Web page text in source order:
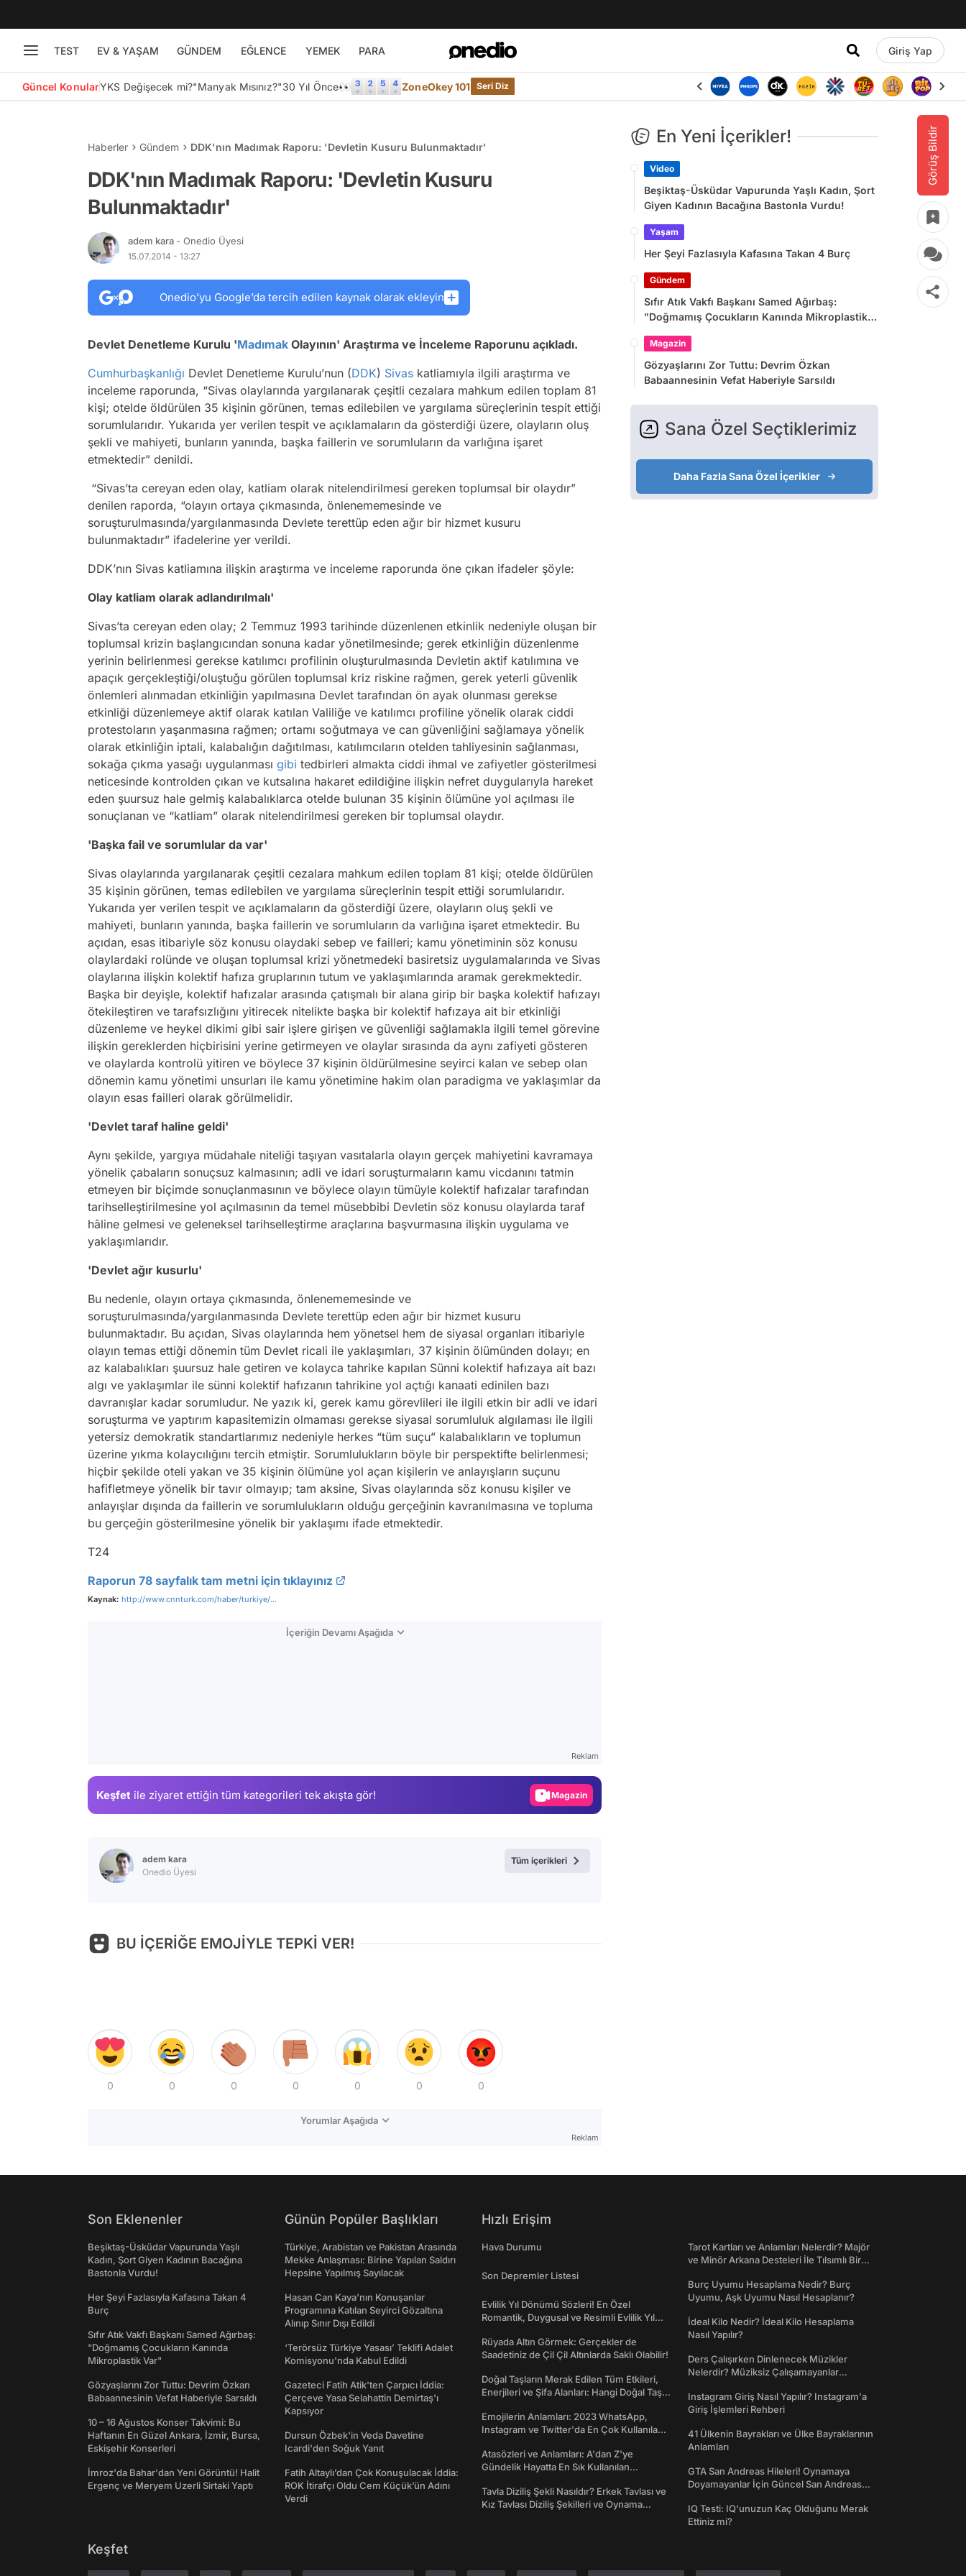
TEST EV & YAŞAM GÜNDEM EĞLENCE YEMEK PARA Giriş Yap
Güncel KonularYKS Değişecek mi?"Manyak Mısınız?"30 Yıl Önce👀 ZoneOkey 101 Seri Diz
Görüş Bildir
Haberler Gündem DDK'nın Madımak Raporu: 'Devletin Kusuru Bulunmaktadır'
DDK'nın Madımak Raporu: 'Devletin Kusuru
Bulunmaktadır'
adem kara - Onedio Üyesi
15.07.2014 - 13:27
Onedio’yu Google’da tercih edilen kaynak olarak ekleyin
Devlet Denetleme Kurulu 'Madımak Olayının' Araştırma ve İnceleme Raporunu açıkladı.
Cumhurbaşkanlığı Devlet Denetleme Kurulu’nun (DDK) Sivas katliamıyla ilgili araştırma ve
inceleme raporunda, “Sivas olaylarında yargılanarak çeşitli cezalara mahkum edilen toplam 81
kişi; otelde öldürülen 35 kişinin görünen, temas edilebilen ve yargılama süreçlerinin tespit ettiği
sorumlularıdır. Yukarıda yer verilen tespit ve açıklamaların da gösterdiği üzere, olayların oluş
şekli ve mahiyeti, bunların yanında, başka faillerin ve sorumluların da varlığına işaret
etmektedir” denildi.
“Sivas’ta cereyan eden olay, katliam olarak nitelendirilmesi gereken toplumsal bir olaydır”
denilen raporda, “olayın ortaya çıkmasında, önlenememesinde ve
soruşturulmasında/yargılanmasında Devlete terettüp eden ağır bir hizmet kusuru
bulunmaktadır” ifadelerine yer verildi.
DDK’nın Sivas katliamına ilişkin araştırma ve inceleme raporunda öne çıkan ifadeler şöyle:
Olay katliam olarak adlandırılmalı'
Sivas’ta cereyan eden olay; 2 Temmuz 1993 tarihinde düzenlenen etkinlik nedeniyle oluşan bir
toplumsal krizin başlangıcından sonuna kadar yönetilmesinde; gerek etkinliğin düzenlenme
yerinin belirlenmesi gerekse katılımcı profilinin oluşturulmasında Devletin aktif katılımına ve
apaçık gerçekleştiği/oluştuğu görülen toplumsal kriz riskine rağmen, gerek yeterli güvenlik
önlemleri alınmadan etkinliğin yapılmasına Devlet tarafından ön ayak olunması gerekse
etkinliği düzenlemeye aktif olarak katılan Valiliğe ve katılımcı profiline yönelik olarak ciddi
protestoların yaşanmasına rağmen; ortamı soğutmaya ve can güvenliğini sağlamaya yönelik
olarak etkinliğin iptali, kalabalığın dağıtılması, katılımcıların otelden tahliyesinin sağlanması,
sokağa çıkma yasağı uygulanması gibi tedbirleri almakta ciddi ihmal ve zafiyetler gösterilmesi
neticesinde kontrolden çıkan ve kutsalına hakaret edildiğine ilişkin nefret duygularıyla hareket
eden şuursuz hale gelmiş kalabalıklarca otelde bulunan 35 kişinin ölümüne yol açılması ile
sonuçlanan ve “katliam” olarak nitelendirilmesi gereken bir toplumsal olaydır.
'Başka fail ve sorumlular da var'
Sivas olaylarında yargılanarak çeşitli cezalara mahkum edilen toplam 81 kişi; otelde öldürülen
35 kişinin görünen, temas edilebilen ve yargılama süreçlerinin tespit ettiği sorumlularıdır.
Yukarıda yer verilen tespit ve açıklamaların da gösterdiği üzere, olayların oluş şekli ve
mahiyeti, bunların yanında, başka faillerin ve sorumluların da varlığına işaret etmektedir. Bu
açıdan, esas itibariyle söz konusu olaydaki sebep ve failleri; kamu yönetiminin söz konusu
olaylardaki rolünde ve oluşan toplumsal krizi yönetmedeki basiretsiz uygulamalarında ve Sivas
olaylarına ilişkin kolektif hafıza gruplarının tutum ve yaklaşımlarında aramak gerekmektedir.
Başka bir deyişle, kolektif hafızalar arasında çatışmalı bir alana girip bir başka kolektif hafızayı
ötekileştiren ve tarafsızlığını yitirecek nitelikte başka bir kolektif hafızaya ait bir etkinliği
düzenleme ve heykel dikimi gibi sair işlere girişen ve güvenliği sağlamakla ilgili temel görevine
ilişkin gereklerden hiçbirisini yerine getirmeyen ve olaylar sırasında da aynı zafiyeti gösteren
ve olaylarda kontrolü yitiren ve böylece 37 kişinin öldürülmesine seyirci kalan ve sebep olan
dönemin kamu yönetimi unsurları ile kamu yönetimine hakim olan paradigma ve yaklaşımlar da
olayın esas failleri olarak görülmelidir.
'Devlet taraf haline geldi'
Aynı şekilde, yargıya müdahale niteliği taşıyan vasıtalarla olayın gerçek mahiyetini kavramaya
yönelik çabaların sonuçsuz kalmasının; adli ve idari soruşturmaların kamu vicdanını tatmin
etmeyen bir biçimde sonuçlanmasının ve böylece olayın tümüyle kolektif hafızalar tarafından
tarihselleştirilmesine yol açılmasının da temel müsebbibi Devletin söz konusu olaylarda taraf
hâline gelmesi ve geleneksel tarihselleştirme araçlarına başvurmasına ilişkin uygulama ve
yaklaşımlarıdır.
'Devlet ağır kusurlu'
Bu nedenle, olayın ortaya çıkmasında, önlenememesinde ve
soruşturulmasında/yargılanmasında Devlete terettüp eden ağır bir hizmet kusuru
bulunmaktadır. Bu açıdan, Sivas olaylarında hem yönetsel hem de siyasal organları itibariyle
olayın temas ettiği dönemin tüm Devlet ricali ile yaklaşımları, 37 kişinin ölümünden dolayı; en
az kalabalıkları şuursuz hale getiren ve kolayca tahrike kapılan Sünni kolektif hafızaya ait bazı
algı ve yaklaşımlar ile sünni kolektif hafızanın tahrikine yol açtığı kanaati edinilen bazı
davranışlar kadar sorumludur. Ne yazık ki, gerek kamu görevlileri ile ilgili etkin bir adli ve idari
soruşturma ve yaptırım kapasitemizin olmaması gerekse siyasal sorumluluk algılaması ile ilgili
yetersiz demokratik standartlarımız nedeniyle herkes “tüm suçu” kalabalıkların ve toplumun
üzerine yıkma kolaycılığını tercih etmiştir. Sorumlulukların böyle bir perspektifte belirlenmesi;
hiçbir şekilde oteli yakan ve 35 kişinin ölümüne yol açan kişilerin ve anlayışların suçunu
hafifletmeye yönelik bir tavır olmayıp; tam aksine, Sivas olaylarında söz konusu kişiler ve
anlayışlar dışında da faillerin ve sorumlulukların olduğu gerçeğinin kavranılmasına ve topluma
bu gerçeğin gösterilmesine yönelik bir yaklaşımı ifade etmektedir.
T24
Raporun 78 sayfalık tam metni için tıklayınız
Kaynak: http://www.cnnturk.com/haber/turkiye/...
İçeriğin Devamı Aşağıda
Reklam
Keşfet ile ziyaret ettiğin tüm kategorileri tek akışta gör! Magazin
adem kara
Onedio Üyesi
Tüm içerikleri
BU İÇERİĞE EMOJİYLE TEPKİ VER!
0 0 0 0 0 0 0
Yorumlar Aşağıda
Reklam
En Yeni İçerikler!
Video
Beşiktaş-Üsküdar Vapurunda Yaşlı Kadın, Şort
Giyen Kadının Bacağına Bastonla Vurdu!
Yaşam
Her Şeyi Fazlasıyla Kafasına Takan 4 Burç
Gündem
Sıfır Atık Vakfı Başkanı Samed Ağırbaş:
"Doğmamış Çocukların Kanında Mikroplastik
Magazin
Gözyaşlarını Zor Tuttu: Devrim Özkan
Babaannesinin Vefat Haberiyle Sarsıldı
Sana Özel Seçtiklerimiz
Daha Fazla Sana Özel İçerikler
Son Eklenenler
Beşiktaş-Üsküdar Vapurunda Yaşlı
Kadın, Şort Giyen Kadının Bacağına
Bastonla Vurdu!
Her Şeyi Fazlasıyla Kafasına Takan 4
Burç
Sıfır Atık Vakfı Başkanı Samed Ağırbaş:
"Doğmamış Çocukların Kanında
Mikroplastik Var"
Gözyaşlarını Zor Tuttu: Devrim Özkan
Babaannesinin Vefat Haberiyle Sarsıldı
10 – 16 Ağustos Konser Takvimi: Bu
Haftanın En Güzel Ankara, İzmir, Bursa,
Eskişehir Konserleri
İmroz'da Bahar'dan Yeni Görüntü! Halit
Ergenç ve Meryem Uzerli Sirtaki Yaptı
Günün Popüler Başlıkları
Türkiye, Arabistan ve Pakistan Arasında
Mekke Anlaşması: Birine Yapılan Saldırı
Hepsine Yapılmış Sayılacak
Hasan Can Kaya’nın Konuşanlar
Programına Katılan Seyirci Gözaltına
Alınıp Sınır Dışı Edildi
‘Terörsüz Türkiye Yasası’ Teklifi Adalet
Komisyonu'nda Kabul Edildi
Gazeteci Fatih Atik'ten Çarpıcı İddia:
Çerçeve Yasa Selahattin Demirtaş'ı
Kapsıyor
Dursun Özbek'in Veda Davetine
Icardi'den Soğuk Yanıt
Fatih Altaylı’dan Çok Konuşulacak İddia:
ROK İtirafçı Oldu Cem Küçük’ün Adını
Verdi
Hızlı Erişim
Hava Durumu
Son Depremler Listesi
Evlilik Yıl Dönümü Sözleri! En Özel
Romantik, Duygusal ve Resimli Evlilik Yıl
Rüyada Altın Görmek: Gerçekler de
Saadetiniz de Çil Çil Altınlarda Saklı Olabilir!
Doğal Taşların Merak Edilen Tüm Etkileri,
Enerjileri ve Şifa Alanları: Hangi Doğal Taş
Emojilerin Anlamları: 2023 WhatsApp,
Instagram ve Twitter'da En Çok Kullanılan
Atasözleri ve Anlamları: A'dan Z'ye
Gündelik Hayatta En Sık Kullanılan
Tavla Diziliş Şekli Nasıldır? Erkek Tavlası ve
Kız Tavlası Diziliş Şekilleri ve Oynama
Tarot Kartları ve Anlamları Nelerdir? Majör
ve Minör Arkana Desteleri İle Tılsımlı Bir
Burç Uyumu Hesaplama Nedir? Burç
Uyumu, Aşk Uyumu Nasıl Hesaplanır?
İdeal Kilo Nedir? İdeal Kilo Hesaplama
Nasıl Yapılır?
Ders Çalışırken Dinlenecek Müzikler
Nelerdir? Müziksiz Çalışamayanlar
Instagram Giriş Nasıl Yapılır? Instagram'a
Giriş İşlemleri Rehberi
41 Ülkenin Bayrakları ve Ülke Bayraklarının
Anlamları
GTA San Andreas Hileleri! Oynamaya
Doyamayanlar İçin Güncel San Andreas
IQ Testi: IQ'unuzun Kaç Olduğunu Merak
Ettiniz mi?
Keşfet